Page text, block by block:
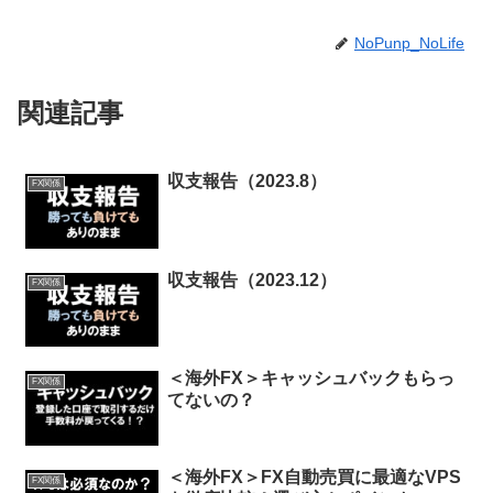
NoPunp_NoLife
関連記事
FX関係 収支報告（2023.8）
FX関係 収支報告（2023.12）
FX関係
＜海外FX＞キャッシュバックもらっ
てないの？
FX関係
＜海外FX＞FX自動売買に最適なVPS